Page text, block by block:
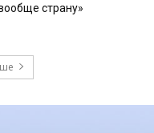
страну»